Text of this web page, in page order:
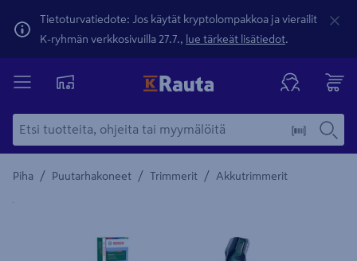
Tietoturvatiedote: Jos käytät kryptolompakkoa ja vierailit
K-ryhmän verkkosivuilla 27.7., lue tärkeät lisätiedot.
Piha / Puutarhakoneet / Trimmerit / Akkutrimmerit
Yksityiskohtainen kuvaus löytyy Tuotteen kuvaus -